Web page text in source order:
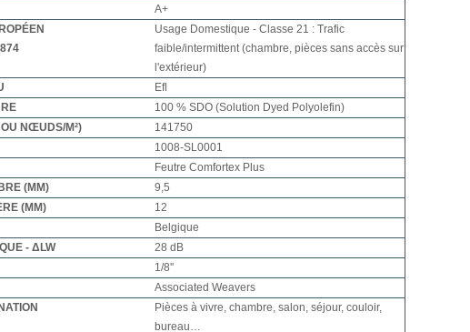
A+
Usage Domestique - Classe 21 : Trafic
faible/intermittent (chambre, pièces sans accès sur
l'extérieur)
Efl
100 % SDO (Solution Dyed Polyolefin)
OU NŒUDS/M²)
141750
1008-SL0001
Feutre Comfortex Plus
(MM)
9,5
(MM)
12
Belgique
- ΔLW
28 dB
1/8''
Associated Weavers
Pièces à vivre, chambre, salon, séjour, couloir,
bureau…